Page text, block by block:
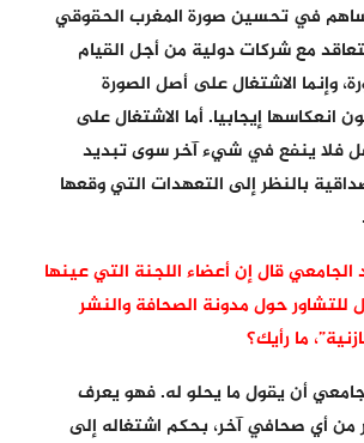
في تحسين صورة المغرب الحقوقي
مع شركات دولية من أجل القيام
وإنما الاشتغال على أصل الصورة
إيجابيا. أما الاشتغال على
فلا ينفع في شيء آخر سوى تبديد
بالنظر إلى التعهدات التي وقعها
قال إن أعضاء اللجنة التي عينها
للتشاور حول مدونة الصحافة والنشر
ما رأيك؟
أن يقول ما يحلو له. فهو يعرف
من أي صحافي آخر، بحكم اشتغاله إلى